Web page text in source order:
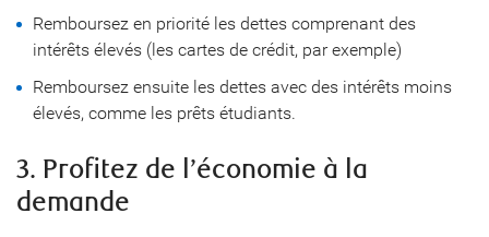
Remboursez en priorité les dettes comprenant des
intérêts élevés (les cartes de crédit, par exemple)
Remboursez ensuite les dettes avec des intérêts moins
élevés, comme les prêts étudiants.
3. Profitez de l’économie à la
demande